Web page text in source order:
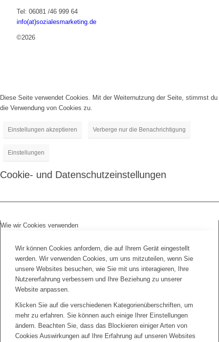
Tel: 06081 /46 999 64
info(at)sozialesmarketing.de
©2026
Diese Seite verwendet Cookies. Mit der Weiternutzung der Seite, stimmst du
die Verwendung von Cookies zu.
Einstellungen akzeptieren Verberge nur die Benachrichtigung
Einstellungen
Cookie- und Datenschutzeinstellungen
Wie wir Cookies verwenden
Wir können Cookies anfordern, die auf Ihrem Gerät eingestellt
werden. Wir verwenden Cookies, um uns mitzuteilen, wenn Sie
unsere Websites besuchen, wie Sie mit uns interagieren, Ihre
Nutzererfahrung verbessern und Ihre Beziehung zu unserer
Website anpassen.
Klicken Sie auf die verschiedenen Kategorienüberschriften, um
mehr zu erfahren. Sie können auch einige Ihrer Einstellungen
ändern. Beachten Sie, dass das Blockieren einiger Arten von
Cookies Auswirkungen auf Ihre Erfahrung auf unseren Websites